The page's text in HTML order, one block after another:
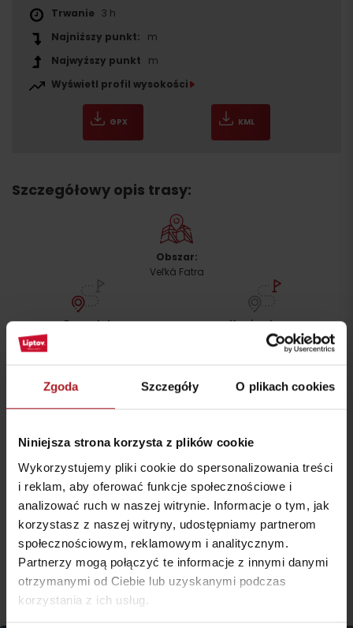
Zgoda Szczegóły O plikach cookies
Niniejsza strona korzysta z plików cookie
Wykorzystujemy pliki cookie do spersonalizowania treści
i reklam, aby oferować funkcje społecznościowe i
analizować ruch w naszej witrynie. Informacje o tym, jak
korzystasz z naszej witryny, udostępniamy partnerom
społecznościowym, reklamowym i analitycznym.
Partnerzy mogą połączyć te informacje z innymi danymi
otrzymanymi od Ciebie lub uzyskanymi podczas
korzystania z ich usług.
Trwanie 3 h
Najniższy punkt:
m
Najwyższy punkt
m
Wyświetl profil wysokości
GPX KML
Szczegółowy opis trasy:
Obszar:
Veľká Fatra
Początek
Kościół św. Cyryla i Metodego -
Koniec trasy:
Kościół św. Cyryla i Metodego -
Ľubochňa
Dostępność i możliwości parkowania
Opcje zakwaterowania i wyżywienia
Więcej podobnych tras: